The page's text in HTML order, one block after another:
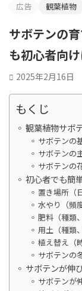
広告
観葉植物
サボテンの
も初心者向
2025年2月16日
もくじ
観葉植物サボ
サボテンの
サボテンの
サボテンの
初心者でも簡
置き場所（
水やり（頻
肥料（種類
用土（種類
植え替え（
サボテンの
サボテンが伸
サボテンが